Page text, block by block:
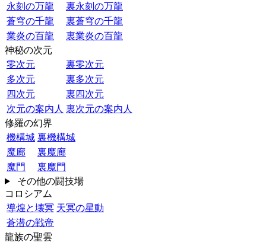
永刻の万龍
裏永刻の万龍
蒼穹の千龍
裏蒼穹の千龍
業炎の百龍
裏業炎の百龍
神秘の次元
零次元
裏零次元
多次元
裏多次元
四次元
裏四次元
次元の案内人 裏次元の案内人
修羅の幻界
機構城 裏機構城
魔廊
裏魔廊
魔門
裏魔門
その他の闘技場
コロシアム
導煌と壊冥 天冥の星動
蒼潜の戦帝
龍族の聖雲